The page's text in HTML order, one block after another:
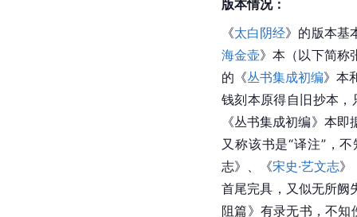
版本情况：
《太白阴经》的版本基
海金壶》本（以下简称
的《丛书集成初编》本
钱刻本原得自旧抄本
《丛书集成初编》本
又称该书是“译注”，
志》、《宋史·艺文志》
首尾完具，又似无所阙
阻篇》有录无书，不知